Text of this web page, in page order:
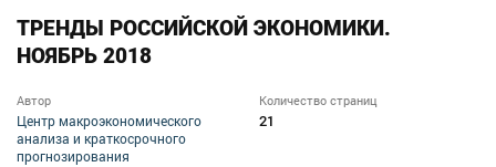
ТРЕНДЫ РОССИЙСКОЙ ЭКОНОМИКИ.
НОЯБРЬ 2018
Автор
Центр макроэкономического
анализа и краткосрочного
прогнозирования
Количество страниц
21